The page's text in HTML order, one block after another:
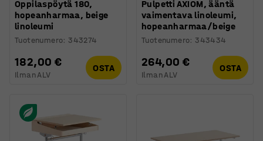
Oppilaspöytä 180,
hopeanharmaa, beige
linoleumi
Tuotenumero: 343274
182,00 €
Ilman ALV
OSTA
Pulpetti AXIOM, ääntä
vaimentava linoleumi,
hopeanharmaa/beige
Tuotenumero: 343434
264,00 €
Ilman ALV
OSTA